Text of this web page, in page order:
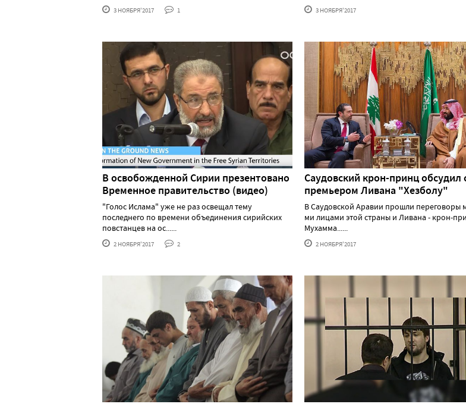
3 НОЯБРЯ'2017 1 3 НОЯБРЯ'2017
В освобожденной Сирии презентовано
Временное правительство (видео)
"Голос Ислама" уже не раз освещал тему
последнего по времени объединения сирийских
повстанцев на ос......
2 НОЯБРЯ'2017 2
Саудовский крон-принц обсудил
премьером Ливана "Хезболу"
В Саудовской Аравии прошли переговоры
ми лицами этой страны и Ливана - крон-
Мухамма......
2 НОЯБРЯ'2017